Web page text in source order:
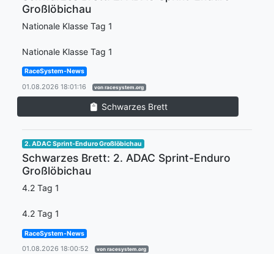
Großlöbichau
Nationale Klasse Tag 1
Nationale Klasse Tag 1
RaceSystem-News
01.08.2026 18:01:16 von racesystem.org
Schwarzes Brett
2. ADAC Sprint-Enduro Großlöbichau
Schwarzes Brett: 2. ADAC Sprint-Enduro
Großlöbichau
4.2 Tag 1
4.2 Tag 1
RaceSystem-News
01.08.2026 18:00:52 von racesystem.org